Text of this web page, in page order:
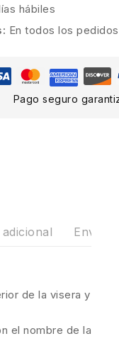
hábiles
En todos los
Pago seguro
Envíos
de la visera y
el nombre de la